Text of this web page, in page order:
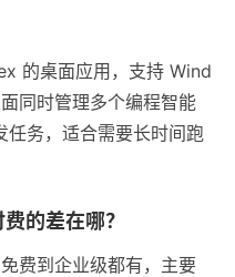
的桌面应用，支持 Wind
同时管理多个编程智能
任务，适合需要长时间跑
的差在哪？
费到企业级都有，主要